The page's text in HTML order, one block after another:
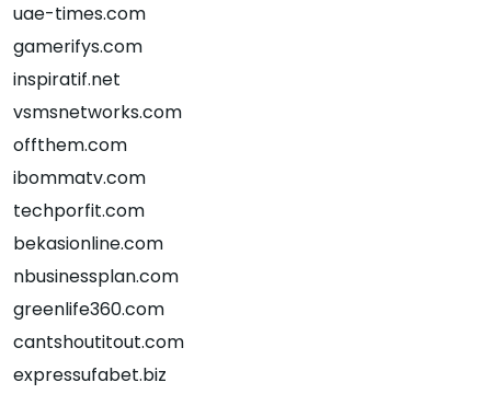
uae-times.com
gamerifys.com
inspiratif.net
vsmsnetworks.com
offthem.com
ibommatv.com
techporfit.com
bekasionline.com
nbusinessplan.com
greenlife360.com
cantshoutitout.com
expressufabet.biz